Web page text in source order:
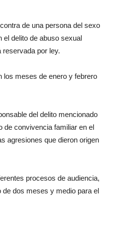
de una persona del sexo
el delito de abuso sexual
reservada por ley.
los meses de enero y febrero
del delito mencionado
de convivencia familiar en el
agresiones que dieron origen
procesos de audiencia,
dos meses y medio para el